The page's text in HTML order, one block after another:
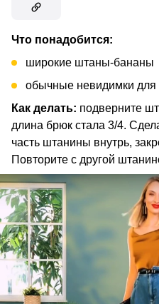
Что понадобится:
широкие штаны-бананы
обычные невидимки для
Как делать: подверните
длина брюк стала 3/4.
часть штанины внутрь,
Повторите с другой